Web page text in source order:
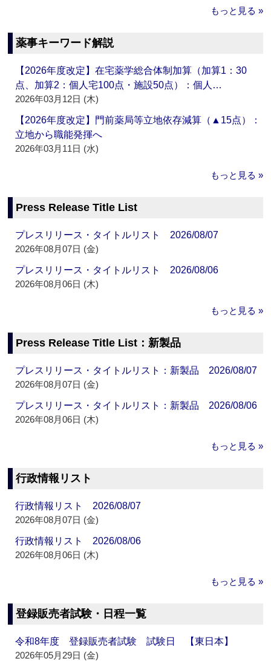
もっと見る »
薬事キーワード解説
【2026年度改定】在宅薬学総合体制加算（加算1：30
点、加算2：個人宅100点・施設50点）：個人…
2026年03月12日 (木)
【2026年度改定】門前薬局等立地依存減算（▲15点）：
立地から職能発揮へ
2026年03月11日 (水)
もっと見る »
Press Release Title List
プレスリリース・タイトルリスト 2026/08/07
2026年08月07日 (金)
プレスリリース・タイトルリスト 2026/08/06
2026年08月06日 (木)
もっと見る »
Press Release Title List：新製品
プレスリリース・タイトルリスト：新製品 2026/08/07
2026年08月07日 (金)
プレスリリース・タイトルリスト：新製品 2026/08/06
2026年08月06日 (木)
もっと見る »
行政情報リスト
行政情報リスト 2026/08/07
2026年08月07日 (金)
行政情報リスト 2026/08/06
2026年08月06日 (木)
もっと見る »
登録販売者試験・日程一覧
令和8年度 登録販売者試験 試験日 【東日本】
2026年05月29日 (金)